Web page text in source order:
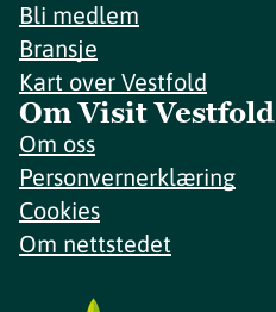
Bli medlem
Bransje
Kart over Vestfold
Om Visit Vestfold
Om oss
Personvernerklæring
Cookies
Om nettstedet